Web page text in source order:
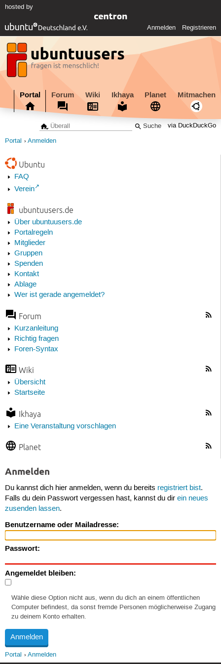
hosted by
Anmelden Registrieren
Portal Forum Wiki Ikhaya Planet Mitmachen
via DuckDuckGo
Portal Anmelden
Ubuntu
FAQ
Verein
ubuntuusers.de
Über ubuntuusers.de
Portalregeln
Mitglieder
Gruppen
Spenden
Kontakt
Ablage
Wer ist gerade angemeldet?
Forum
Kurzanleitung
Richtig fragen
Foren-Syntax
Wiki
Übersicht
Startseite
Ikhaya
Eine Veranstaltung vorschlagen
Planet
Anmelden
Du kannst dich hier anmelden, wenn du bereits registriert bist.
Falls du dein Passwort vergessen hast, kannst du dir ein neues
zusenden lassen.
Benutzername oder Mailadresse:
Passwort:
Angemeldet bleiben:
Wähle diese Option nicht aus, wenn du dich an einem öffentlichen
Computer befindest, da sonst fremde Personen möglicherweise Zugang
zu deinem Konto erhalten.
Portal Anmelden